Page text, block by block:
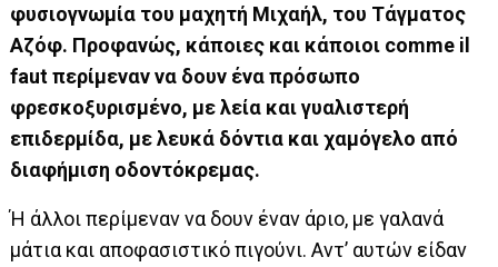
φυσιογνωμία του μαχητή Μιχαήλ, του Τάγματος
Αζόφ. Προφανώς, κάποιες και κάποιοι comme il
faut περίμεναν να δουν ένα πρόσωπο
φρεσκοξυρισμένο, με λεία και γυαλιστερή
επιδερμίδα, με λευκά δόντια και χαμόγελο από
διαφήμιση οδοντόκρεμας.
Ή άλλοι περίμεναν να δουν έναν άριο, με γαλανά
μάτια και αποφασιστικό πιγούνι. Αντ’ αυτών είδαν